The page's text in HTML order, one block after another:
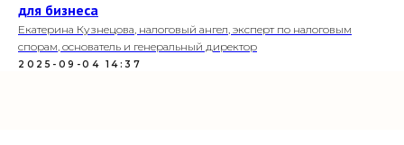
для бизнеса
Екатерина Кузнецова, налоговый ангел, эксперт по налоговым
спорам, основатель и генеральный директор
2025-09-04 14:37